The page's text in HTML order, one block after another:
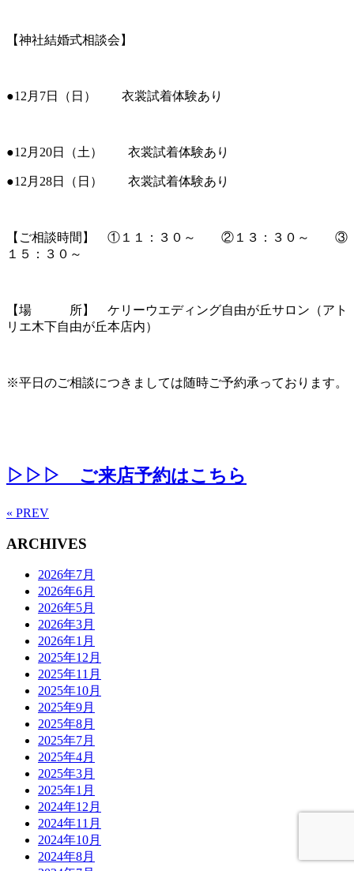
【神社結婚式相談会】
●12月7日（日） 衣裳試着体験あり
●12月20日（土） 衣裳試着体験あり
●12月28日（日） 衣裳試着体験あり
【ご相談時間】 ①１１：３０～ ②１３：３０～ ③
１５：３０～
【場 所】 ケリーウエディング自由が丘サロン（アト
リエ木下自由が丘本店内）
※平日のご相談につきましては随時ご予約承っております。
▷▷▷ ご来店予約はこちら
« PREV
ARCHIVES
2026年7月
2026年6月
2026年5月
2026年3月
2026年1月
2025年12月
2025年11月
2025年10月
2025年9月
2025年8月
2025年7月
2025年4月
2025年3月
2025年1月
2024年12月
2024年11月
2024年10月
2024年8月